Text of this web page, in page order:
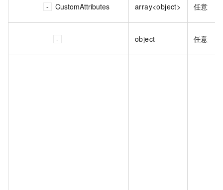
CustomAttributes array<object> 任意
object 任意